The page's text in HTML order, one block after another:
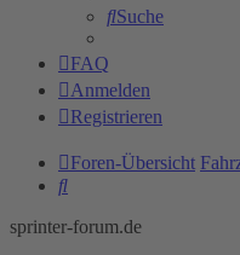
Suche
FAQ
Anmelden
Registrieren
Foren-Übersicht
Suche
sprinter-forum.de